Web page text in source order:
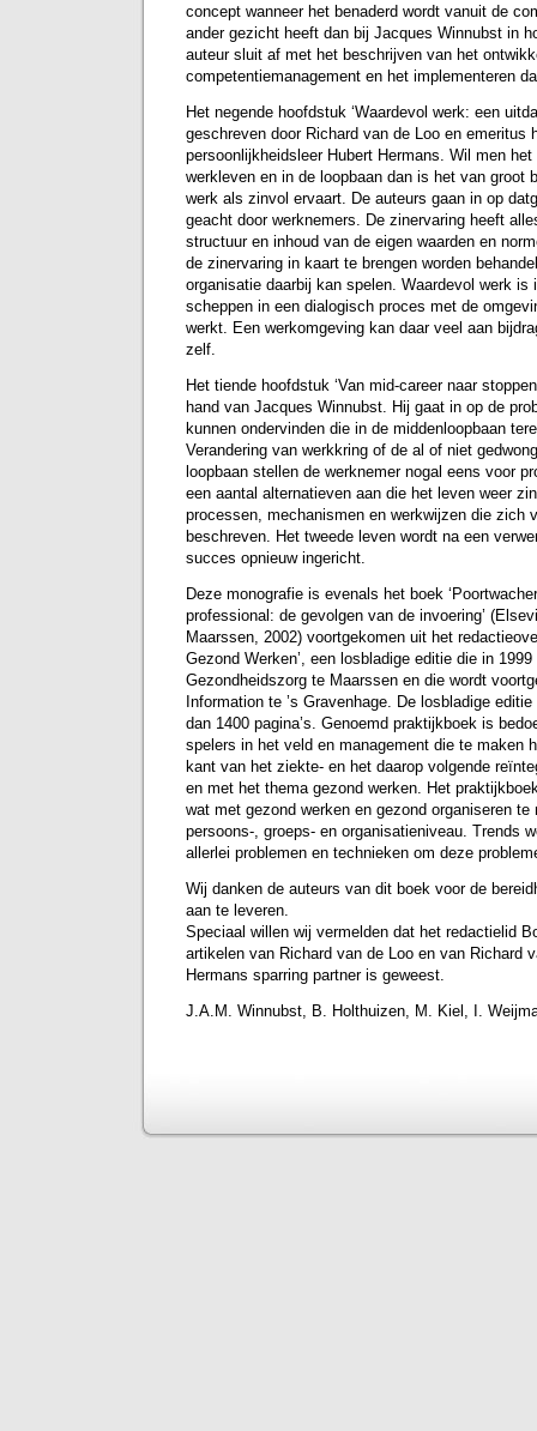
concept wanneer het benaderd wordt vanuit de
ander gezicht heeft dan bij Jacques Winnubst in
auteur sluit af met het beschrijven van het
competentiemanagement en het implementeren
Het negende hoofdstuk ‘Waardevol werk: een
geschreven door Richard van de Loo en emeritus
persoonlijkheidsleer Hubert Hermans. Wil men
werkleven en in de loopbaan dan is het van groot
werk als zinvol ervaart. De auteurs gaan in op
geacht door werknemers. De zinervaring heeft
structuur en inhoud van de eigen waarden en
de zinervaring in kaart te brengen worden
organisatie daarbij kan spelen. Waardevol werk
scheppen in een dialogisch proces met de
werkt. Een werkomgeving kan daar veel aan
zelf.
Het tiende hoofdstuk ‘Van mid-career naar
hand van Jacques Winnubst. Hij gaat in op de
kunnen ondervinden die in de middenloopbaan
Verandering van werkkring of de al of niet
loopbaan stellen de werknemer nogal eens voor
een aantal alternatieven aan die het leven weer
processen, mechanismen en werkwijzen die zich
beschreven. Het tweede leven wordt na een
succes opnieuw ingericht.
Deze monografie is evenals het boek
professional: de gevolgen van de invoering’
Maarssen, 2002) voortgekomen uit het
Gezond Werken’, een losbladige editie die in
Gezondheidszorg te Maarssen en die wordt
Information te ’s Gravenhage. De losbladige
dan 1400 pagina’s. Genoemd praktijkboek is
spelers in het veld en management die te maken
kant van het ziekte- en het daarop volgende
en met het thema gezond werken. Het
wat met gezond werken en gezond organiseren
persoons-, groeps- en organisatieniveau. Trends
allerlei problemen en technieken om deze
Wij danken de auteurs van dit boek voor de
aan te leveren.
Speciaal willen wij vermelden dat het redactielid
artikelen van Richard van de Loo en van Richard
Hermans sparring partner is geweest.
J.A.M. Winnubst, B. Holthuizen, M. Kiel, I.